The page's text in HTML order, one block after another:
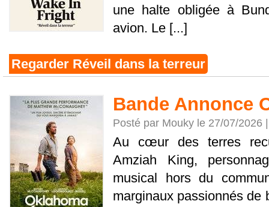
une halte obligée à
avion. Le [...]
Regarder Réveil dans la terreur
Bande Annonce
Posté par Mouky le 27/07/2026
Au cœur des terres
Amziah King,
musical hors du
marginaux passionnés de